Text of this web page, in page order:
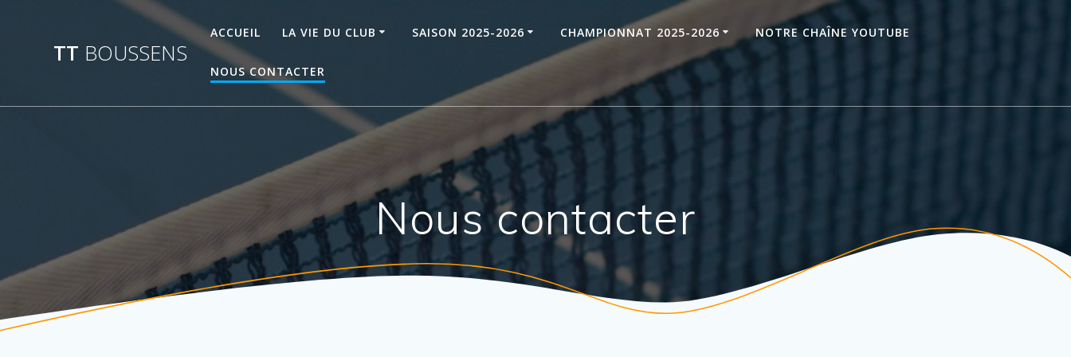
TT BOUSSENS
ACCUEIL LA VIE DU CLUB SAISON 2025-2026 CHAMPIONNAT 2025-2026 NOTRE CHAÎNE YOUTUBE
NOUS CONTACTER
Nous contacter